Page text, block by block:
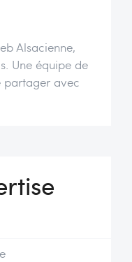
Alsacienne,
Une équipe de
partager avec